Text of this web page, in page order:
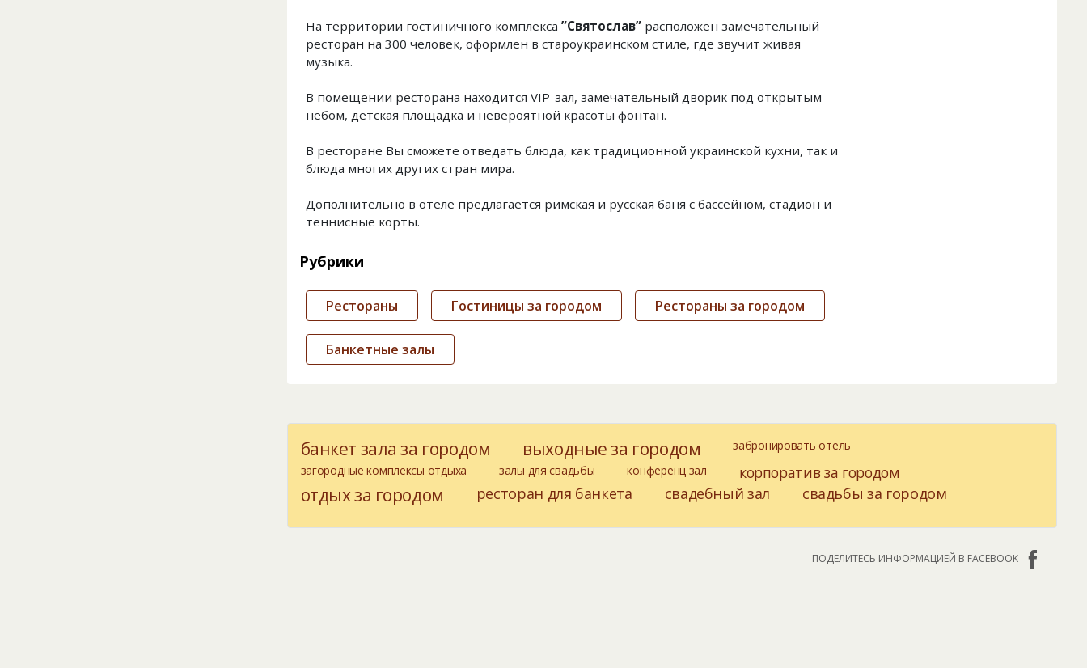
На территории гостиничного комплекса ”Святослав”расположен замечательный
ресторан на 300 человек, оформлен в староукраинском стиле, где звучит живая
музыка.
В помещении ресторана находится VIP-зал, замечательный дворик под открытым
небом, детская площадка и невероятной красоты фонтан.
В ресторане Вы сможете отведать блюда, как традиционной украинской кухни, так и
блюда многих других стран мира.
Дополнительно в отеле предлагается римская и русская баня с бассейном, стадион и
теннисные корты.
Рубрики
Рестораны Гостиницы за городом Рестораны за городом
Банкетные залы
банкет зала за городом выходные за городом
забронировать отель
загородные комплексы отдыха
залы для свадьбы конференц зал корпоратив за городом
отдых за городом ресторан для банкета свадебный зал свадьбы за городом
ПОДЕЛИТЕСЬ ИНФОРМАЦИЕЙ В FACEBOOK